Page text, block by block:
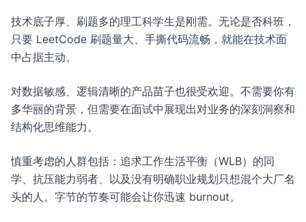
技术底子厚、刷题多的理工科学生是刚需。无论是否科班，
只要 LeetCode 刷题量大、手撕代码流畅，就能在技术面
中占据主动。
对数据敏感、逻辑清晰的产品苗子也很受欢迎。不需要你有
多华丽的背景，但需要在面试中展现出对业务的深刻洞察和
结构化思维能力。
慎重考虑的人群包括：追求工作生活平衡（WLB）的同
学、抗压能力弱者、以及没有明确职业规划只想混个大厂名
头的人。字节的节奏可能会让你迅速 burnout。